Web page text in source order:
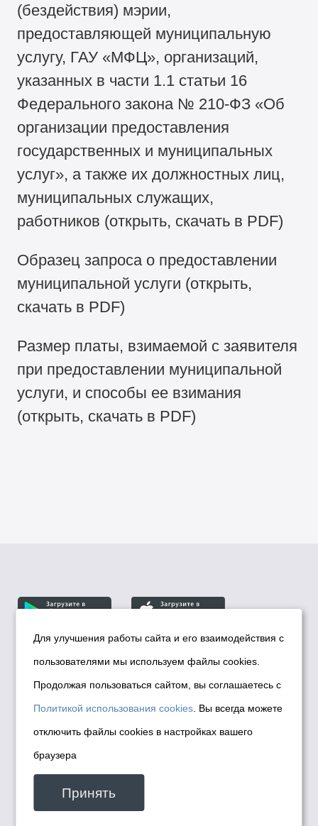
(бездействия) мэрии,
предоставляющей муниципальную
услугу, ГАУ «МФЦ», организаций,
указанных в части 1.1 статьи 16
Федерального закона № 210-ФЗ «Об
организации предоставления
государственных и муниципальных
услуг», а также их должностных лиц,
муниципальных служащих,
работников (открыть, скачать в PDF)
Образец запроса о предоставлении
муниципальной услуги (открыть,
скачать в PDF)
Размер платы, взимаемой с заявителя
при предоставлении муниципальной
услуги, и способы ее взимания
(открыть, скачать в PDF)
© Департамент информационной политики мэрии
города Новосибирска, 2026
Политика использования Cookies
Политика по обработке персональных
данных в информационных системах
мэрии города Новосибирска
Техническая поддержка сайта -
malinchukvl@mail.ru
Для улучшения работы сайта и его взаимодействия с
пользователями мы используем файлы cookies.
Продолжая пользоваться сайтом, вы соглашаетесь с
Политикой использования cookies . Вы всегда можете
отключить файлы cookies в настройках вашего
браузера
Принять